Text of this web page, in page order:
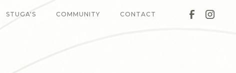
STUGA'S COMMUNITY CONTACT